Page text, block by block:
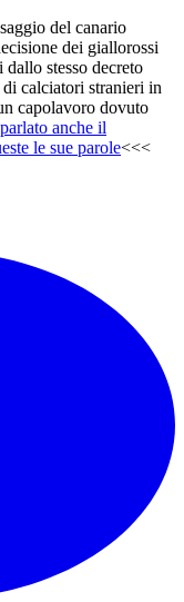
del canario
dei giallorossi
stesso decreto
calciatori stranieri in
capolavoro dovuto
anche il
le sue parole<<<